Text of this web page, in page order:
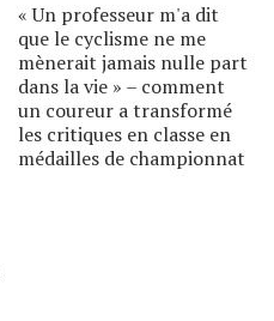
« Un professeur m'a dit
que le cyclisme ne me
mènerait jamais nulle part
dans la vie » – comment
un coureur a transformé
les critiques en classe en
médailles de championnat